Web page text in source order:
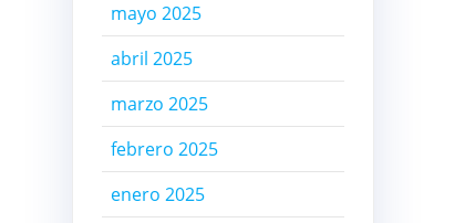
mayo 2025
abril 2025
marzo 2025
febrero 2025
enero 2025